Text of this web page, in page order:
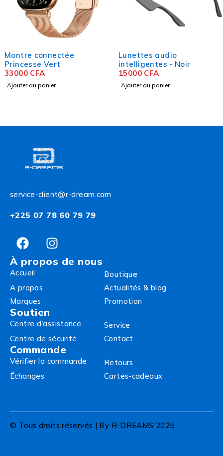
Montre connectée
Princesse Vert
33000 CFA
Ajouter au panier
Lunettes audio
intelligentes - Noir
15000 CFA
Ajouter au panier
service-client@r-dream.com
+225 07 78 60 79 79
À propos de nous
Accueil
Boutique
A propos
Actualités & blog
Marques
Promotion
Soutien
Centre d'assistance
Service
Centre de sécurité
Contact
Commande
Vérifier la commande
Retours
Échanges
Cartes-cadeaux
© Tous droits réservés | By R-DREAMS 2025